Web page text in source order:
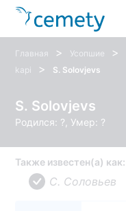
Главная > Усопшие >
kapi
> S. Solovjevs
S. Solovjevs
Родился: ?, Умер: ?
Также известен(а) как:
С. Соловьев